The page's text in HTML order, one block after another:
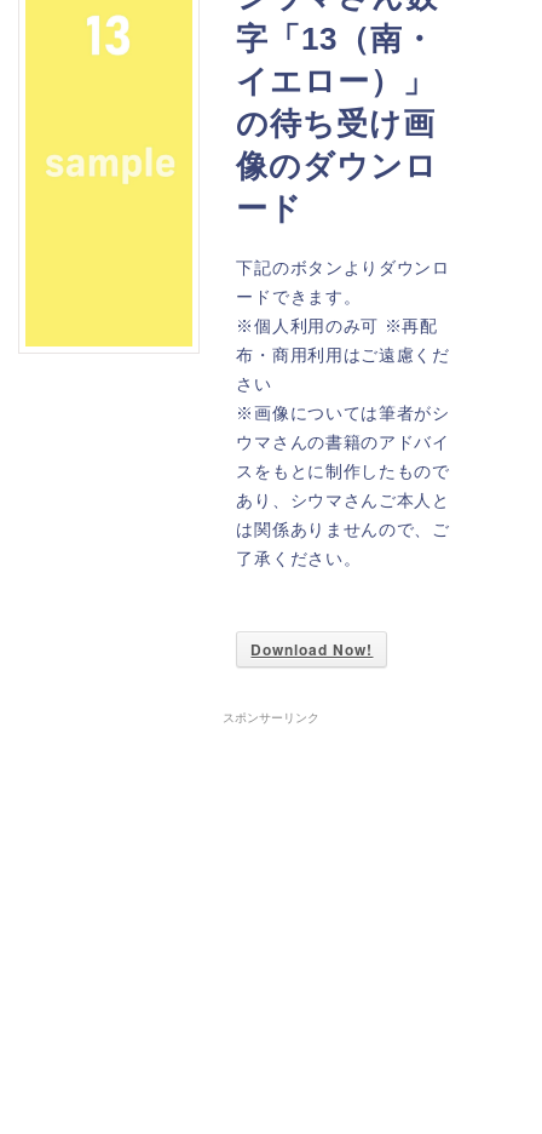
字「13（南・
イエロー）」
の待ち受け画
像のダウンロ
ード
下記のボタンよりダウンロ
ードできます。
※個人利用のみ可 ※再配
布・商用利用はご遠慮くだ
さい
※画像については筆者がシ
ウマさんの書籍のアドバイ
スをもとに制作したもので
あり、シウマさんご本人と
は関係ありませんので、ご
了承ください。
Download Now!
スポンサーリンク